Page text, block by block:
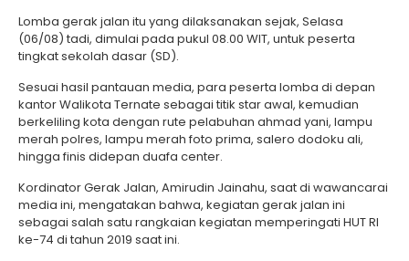
Lomba gerak jalan itu yang dilaksanakan sejak, Selasa
(06/08) tadi, dimulai pada pukul 08.00 WIT, untuk peserta
tingkat sekolah dasar (SD).
Sesuai hasil pantauan media, para peserta lomba di depan
kantor Walikota Ternate sebagai titik star awal, kemudian
berkeliling kota dengan rute pelabuhan ahmad yani, lampu
merah polres, lampu merah foto prima, salero dodoku ali,
hingga finis didepan duafa center.
Kordinator Gerak Jalan, Amirudin Jainahu, saat di wawancarai
media ini, mengatakan bahwa, kegiatan gerak jalan ini
sebagai salah satu rangkaian kegiatan memperingati HUT RI
ke-74 di tahun 2019 saat ini.